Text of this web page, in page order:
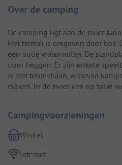
Over de camping
De camping ligt aan de rivier
Het terrein is omgeven door bos.
een oude watermolen. De
door heggen. Er zijn enkele
is een tennisbaan, waarvan
maken. In de rivier kan op zalm
Campingvoorzieningen
Winkel
Internet